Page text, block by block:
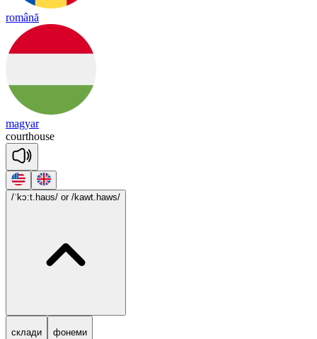
română
magyar
courthouse
/ˈkɔ:t.haʊs/ or /kawt.haws/
склади фонеми